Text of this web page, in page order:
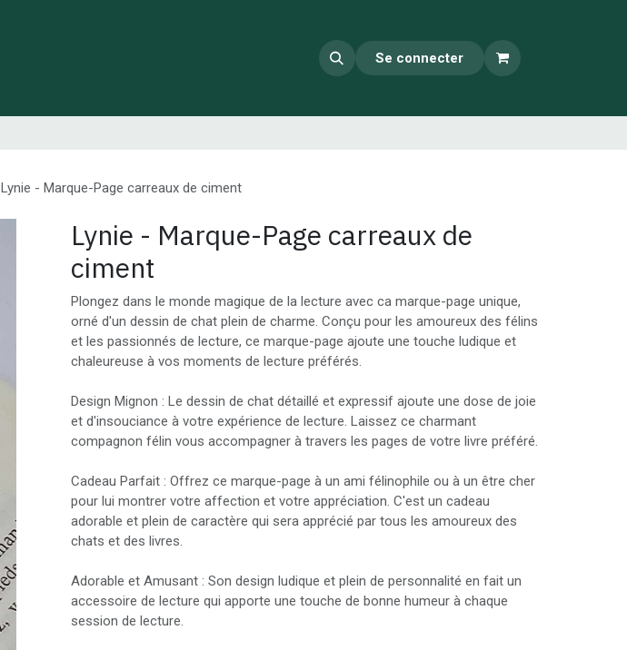
Se connecter
Lynie - Marque-Page carreaux de ciment
Lynie - Marque-Page carreaux de
ciment
Plongez dans le monde magique de la lecture avec ca marque-page unique,
orné d'un dessin de chat plein de charme. Conçu pour les amoureux des félins
et les passionnés de lecture, ce marque-page ajoute une touche ludique et
chaleureuse à vos moments de lecture préférés.
Design Mignon : Le dessin de chat détaillé et expressif ajoute une dose de joie
et d'insouciance à votre expérience de lecture. Laissez ce charmant
compagnon félin vous accompagner à travers les pages de votre livre préféré.
Cadeau Parfait : Offrez ce marque-page à un ami félinophile ou à un être cher
pour lui montrer votre affection et votre appréciation. C'est un cadeau
adorable et plein de caractère qui sera apprécié par tous les amoureux des
chats et des livres.
Adorable et Amusant : Son design ludique et plein de personnalité en fait un
accessoire de lecture qui apporte une touche de bonne humeur à chaque
session de lecture.